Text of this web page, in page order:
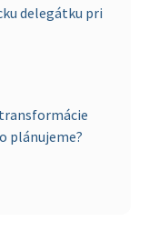
delegátku pri
plánujeme?